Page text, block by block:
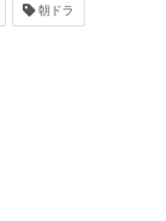
朝ドラ